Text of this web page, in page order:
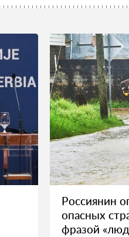
Россиянин
опасных
фразой